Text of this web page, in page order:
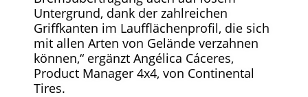
Untergrund, dank der zahlreichen
Griffkanten im Laufflächenprofil, die sich
mit allen Arten von Gelände verzahnen
können,“ ergänzt Angélica Cáceres,
Product Manager 4x4, von Continental
Tires.